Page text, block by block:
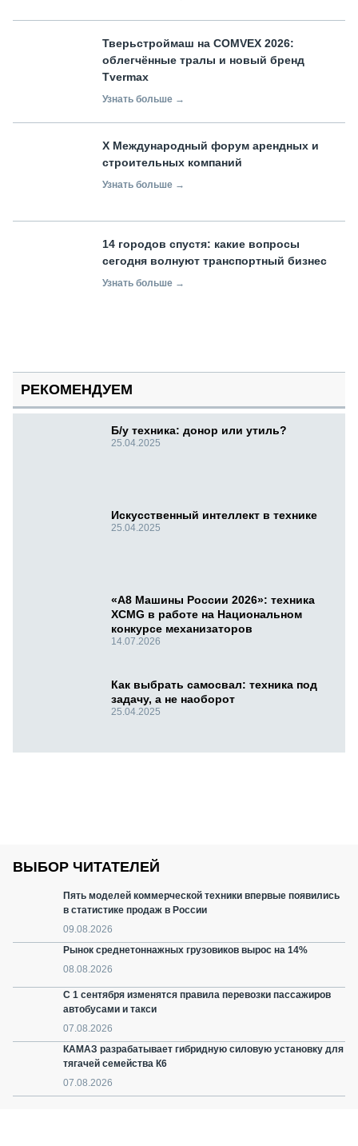
Тверьстроймаш на COMVEX 2026:
облегчённые тралы и новый бренд
Tvermax
Узнать больше →
X Международный форум арендных и
строительных компаний
Узнать больше →
14 городов спустя: какие вопросы
сегодня волнуют транспортный бизнес
Узнать больше →
РЕКОМЕНДУЕМ
Б/у техника: донор или утиль?
25.04.2025
Искусственный интеллект в технике
25.04.2025
«А8 Машины России 2026»: техника
XCMG в работе на Национальном
конкурсе механизаторов
14.07.2026
Как выбрать самосвал: техника под
задачу, а не наоборот
25.04.2025
ВЫБОР ЧИТАТЕЛЕЙ
Пять моделей коммерческой техники впервые появились
в статистике продаж в России
09.08.2026
Рынок среднетоннажных грузовиков вырос на 14%
08.08.2026
С 1 сентября изменятся правила перевозки пассажиров
автобусами и такси
07.08.2026
КАМАЗ разрабатывает гибридную силовую установку для
тягачей семейства К6
07.08.2026